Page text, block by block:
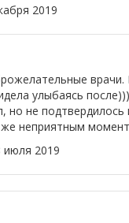
2019
улыбаясь
но не
неприятным
июля 2019